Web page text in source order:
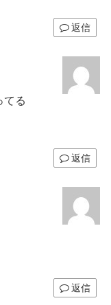
返信
てる
返信
返信